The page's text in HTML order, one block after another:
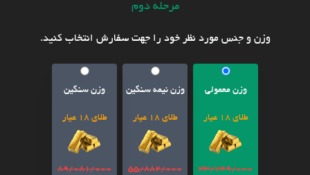
مرحله دوم
وزن و جنس مورد نظر خود را جهت سفارش انتخاب کنید.
وزن معمولی
طلای 18 عیار
33/749/000
وزن نیمه سنگین
طلای 18 عیار
55/882/000
وزن سنگین
طلای 18 عیار
89/081/000